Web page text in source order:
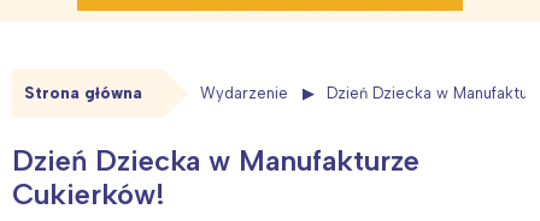
Strona główna Wydarzenie Dzień Dziecka w
Dzień Dziecka w Manufakturze
Cukierków!